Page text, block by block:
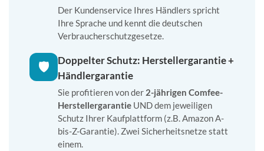
Der Kundenservice Ihres Händlers spricht
Ihre Sprache und kennt die deutschen
Verbraucherschutzgesetze.
🛡️
Doppelter Schutz: Herstellergarantie +
Händlergarantie
Sie profitieren von der 2-jährigen Comfee-
Herstellergarantie UND dem jeweiligen
Schutz Ihrer Kaufplattform (z.B. Amazon A-
bis-Z-Garantie). Zwei Sicherheitsnetze statt
einem.